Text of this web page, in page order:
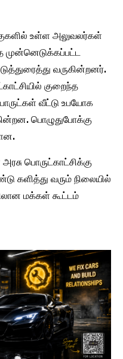
உள்ள அலுவலர்கள்
முன்னெடுக்கப்பட்ட
வருகின்றனர்.
குறைந்த
வீட்டு உபயோக
பொழுதுபோக்கு
பொருட்காட்சிக்கு
களித்து வரும் நிலையில்
மக்கள் கூட்டம்